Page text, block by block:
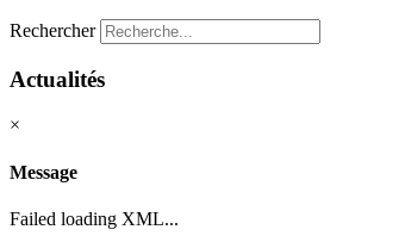
Rechercher
Actualités
×
Message
Failed loading XML...